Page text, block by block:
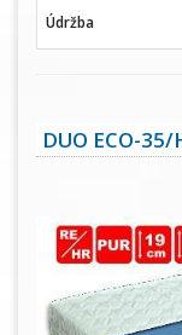
Údržba
DUO ECO-